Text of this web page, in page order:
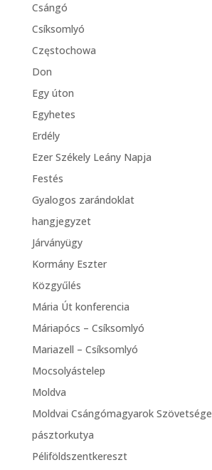
Csángó
Csíksomlyó
Częstochowa
Don
Egy úton
Egyhetes
Erdély
Ezer Székely Leány Napja
Festés
Gyalogos zarándoklat
hangjegyzet
Járványügy
Kormány Eszter
Közgyűlés
Mária Út konferencia
Máriapócs – Csíksomlyó
Mariazell – Csíksomlyó
Mocsolyástelep
Moldva
Moldvai Csángómagyarok Szövetsége
pásztorkutya
Péliföldszentkereszt